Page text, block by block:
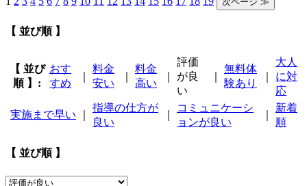
【 並び順 】
【 並び
順 】:
おす
すめ
料金
安い
料金
高い
評価
が良
い
無料体
験あり
大人
に対
応
実施まで早い
指導の仕方が
良い
コミュニケーシ
ョンが良い
新着
順
【 並び順 】